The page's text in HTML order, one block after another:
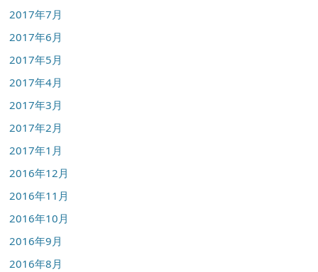
2017年7月
2017年6月
2017年5月
2017年4月
2017年3月
2017年2月
2017年1月
2016年12月
2016年11月
2016年10月
2016年9月
2016年8月